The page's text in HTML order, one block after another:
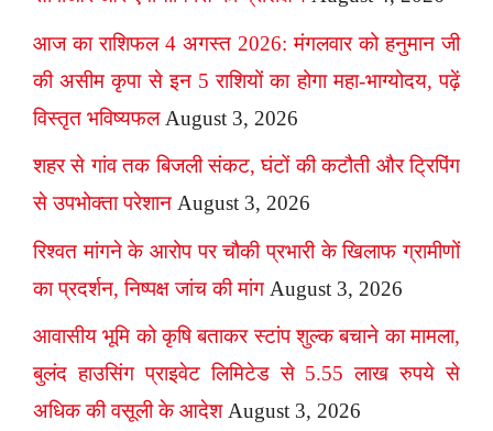
आज का राशिफल 4 अगस्त 2026: मंगलवार को हनुमान जी
की असीम कृपा से इन 5 राशियों का होगा महा-भाग्योदय, पढ़ें
विस्तृत भविष्यफल August 3, 2026
शहर से गांव तक बिजली संकट, घंटों की कटौती और ट्रिपिंग
से उपभोक्ता परेशान August 3, 2026
रिश्वत मांगने के आरोप पर चौकी प्रभारी के खिलाफ ग्रामीणों
का प्रदर्शन, निष्पक्ष जांच की मांग August 3, 2026
आवासीय भूमि को कृषि बताकर स्टांप शुल्क बचाने का मामला,
बुलंद हाउसिंग प्राइवेट लिमिटेड से 5.55 लाख रुपये से
अधिक की वसूली के आदेश August 3, 2026